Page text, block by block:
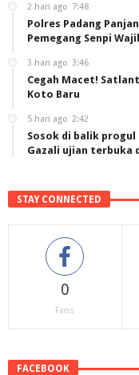
2 hari ago 7:48
Polres Padang
Pemegang Senpi
3 hari ago 3:46
Cegah Macet!
Koto Baru
5 hari ago 2:42
Sosok di balik progul
Gazali ujian terbuka
STAY CONNECTED
0
Fans
FACEBOOK